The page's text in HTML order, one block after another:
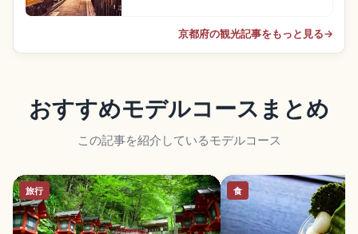
京都府の観光記事をもっと見る→
おすすめモデルコースまとめ
この記事を紹介しているモデルコース
旅行 食